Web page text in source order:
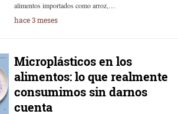
alimentos importados como arroz,…
hace 3 meses
Microplásticos en los
alimentos: lo que realmente
consumimos sin darnos
cuenta